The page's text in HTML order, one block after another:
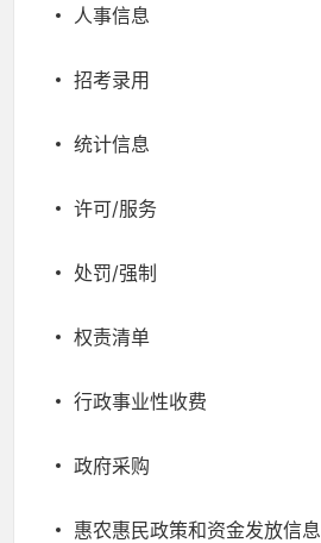
人事信息
招考录用
统计信息
许可/服务
处罚/强制
权责清单
行政事业性收费
政府采购
惠农惠民政策和资金发放信息